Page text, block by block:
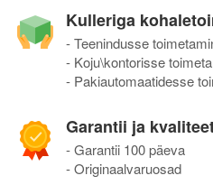
Kulleriga
- Teenindusse
- Koju\kontorisse
- Pakiautomaatidesse
Garantii ja
- Garantii 100 päeva
- Originaalvaruosad